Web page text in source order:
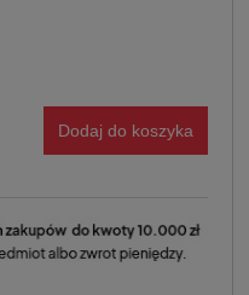
Dodaj do koszyka